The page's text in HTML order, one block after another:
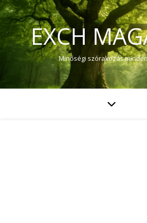
EXCH
Minőségi szórakozás